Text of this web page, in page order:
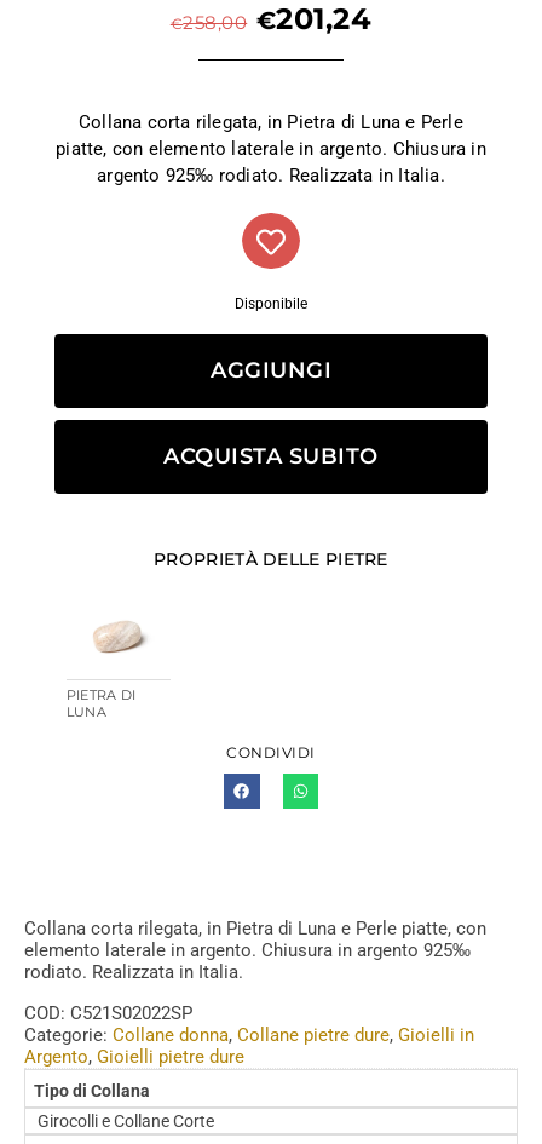
€258,00 €201,24
Collana corta rilegata, in Pietra di Luna e Perle
piatte, con elemento laterale in argento. Chiusura in
argento 925‰ rodiato. Realizzata in Italia.
Disponibile
AGGIUNGI
ACQUISTA SUBITO
PROPRIETÀ DELLE PIETRE
PIETRA DI
LUNA
CONDIVIDI
Collana corta rilegata, in Pietra di Luna e Perle piatte, con
elemento laterale in argento. Chiusura in argento 925‰
rodiato. Realizzata in Italia.
COD: C521S02022SP
Categorie: Collane donna, Collane pietre dure, Gioielli in
Argento, Gioielli pietre dure
Tipo di Collana
Girocolli e Collane Corte